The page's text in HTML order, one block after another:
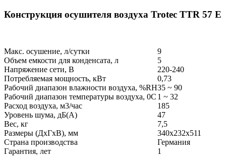
Конструкция осушителя воздуха Trotec TTR 57 E
Макс. осушение, л/сутки
9
Объем емкости для конденсата, л
5
Напряжение сети, В
220-240
Потребляемая мощность, кВт
0,73
Рабочий диапазон влажности воздуха, %RH35 ~ 90
Рабочий диапазон температуры воздуха, 0С 1 ~ 32
Расход воздуха, м3/час
185
Уровень шума, дБ(А)
47
Вес, кг
7,5
Размеры (ДxГxВ), мм
340x232x511
Страна производства
Германия
Гарантия, лет
1